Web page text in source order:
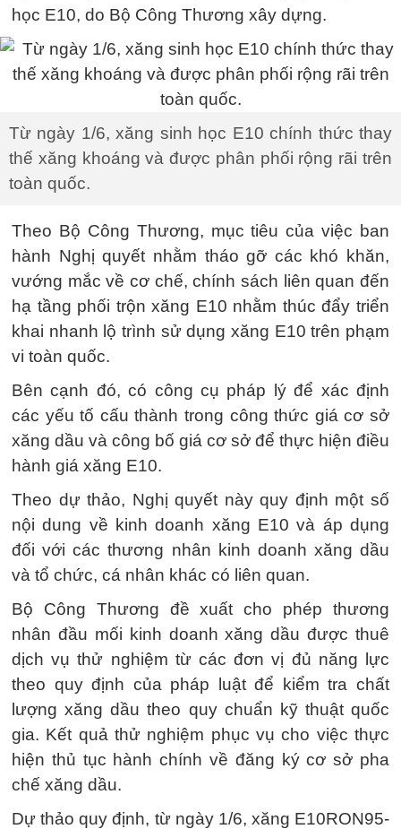
học E10, do Bộ Công Thương xây dựng.
Từ ngày 1/6, xăng sinh học E10 chính thức thay
thế xăng khoáng và được phân phối rộng rãi trên
toàn quốc.
Theo Bộ Công Thương, mục tiêu của việc ban
hành Nghị quyết nhằm tháo gỡ các khó khăn,
vướng mắc về cơ chế, chính sách liên quan đến
hạ tầng phối trộn xăng E10 nhằm thúc đẩy triển
khai nhanh lộ trình sử dụng xăng E10 trên phạm
vi toàn quốc.
Bên cạnh đó, có công cụ pháp lý để xác định
các yếu tố cấu thành trong công thức giá cơ sở
xăng dầu và công bố giá cơ sở để thực hiện điều
hành giá xăng E10.
Theo dự thảo, Nghị quyết này quy định một số
nội dung về kinh doanh xăng E10 và áp dụng
đối với các thương nhân kinh doanh xăng dầu
và tổ chức, cá nhân khác có liên quan.
Bộ Công Thương đề xuất cho phép thương
nhân đầu mối kinh doanh xăng dầu được thuê
dịch vụ thử nghiệm từ các đơn vị đủ năng lực
theo quy định của pháp luật để kiểm tra chất
lượng xăng dầu theo quy chuẩn kỹ thuật quốc
gia. Kết quả thử nghiệm phục vụ cho việc thực
hiện thủ tục hành chính về đăng ký cơ sở pha
chế xăng dầu.
Dự thảo quy định, từ ngày 1/6, xăng E10RON95-